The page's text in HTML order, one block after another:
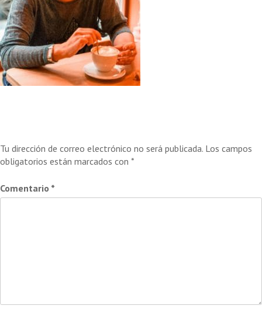
Tu dirección de correo electrónico no será publicada. Los campos
obligatorios están marcados con *
Comentario *